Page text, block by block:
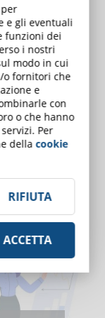
e gli eventuali
funzioni dei
i nostri
modo in cui
fornitori che
e
con
o che hanno
Per
dellacookie
RIFIUTA
ACCETTA